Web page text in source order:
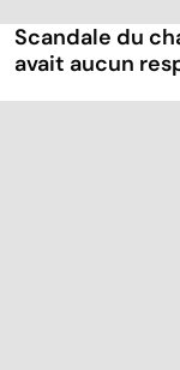
Scandale du
avait aucun